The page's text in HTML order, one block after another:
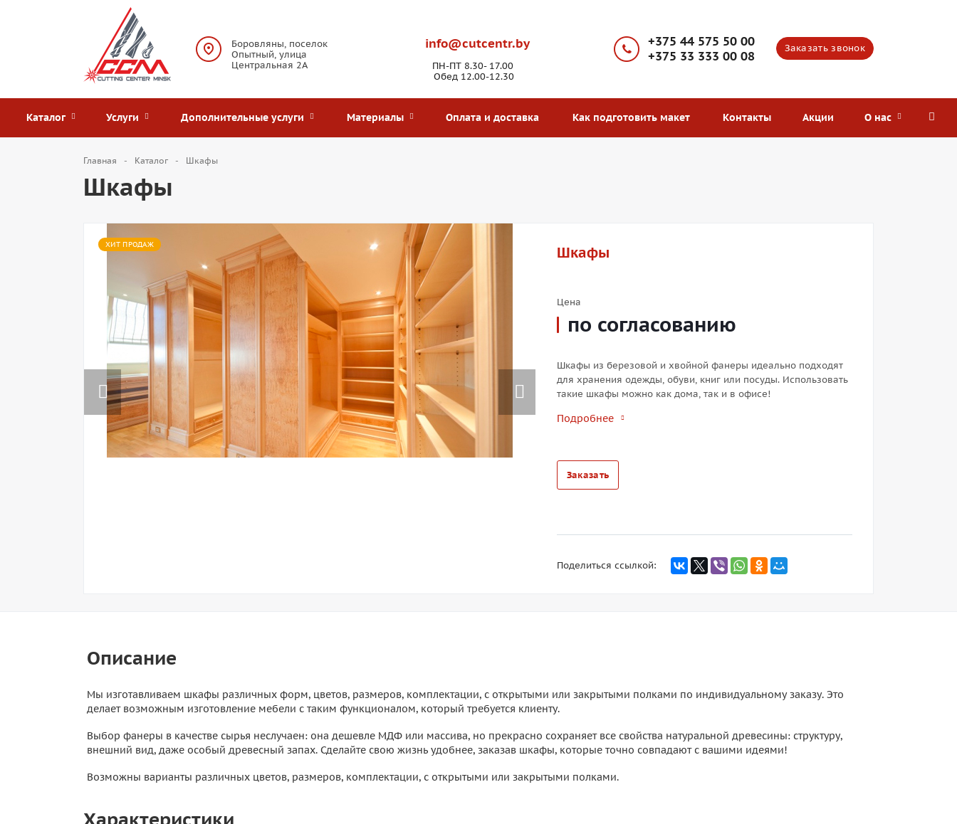
Боровляны, поселок
Опытный, улица
Центральная 2А
info@cutcentr.by
ПН-ПТ 8.30- 17.00
Обед 12.00-12.30
Заказать звонок
+375 44 575 50 00
+375 33 333 00 08
Каталог Услуги Дополнительные услуги Материалы Оплата и доставка Как подготовить макет Контакты Акции О нас
Главная Каталог Шкафы
Шкафы
Previous
ХИТ ПРОДАЖ Шкафы
Цена
по согласованию
Шкафы из березовой и хвойной фанеры идеально подходят
для хранения одежды, обуви, книг или посуды. Использовать
такие шкафы можно как дома, так и в офисе!
Подробнее
Заказать
Поделиться ссылкой:
Описание
Мы изготавливаем шкафы различных форм, цветов, размеров, комплектации, с открытыми или закрытыми полками по индивидуальному заказу. Это
делает возможным изготовление мебели с таким функционалом, который требуется клиенту.
Выбор фанеры в качестве сырья неслучаен: она дешевле МДФ или массива, но прекрасно сохраняет все свойства натуральной древесины: структуру,
внешний вид, даже особый древесный запах. Сделайте свою жизнь удобнее, заказав шкафы, которые точно совпадают с вашими идеями!
Возможны варианты различных цветов, размеров, комплектации, с открытыми или закрытыми полками.